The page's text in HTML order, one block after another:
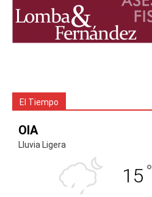
El Tiempo
OIA
Lluvia Ligera
15 °